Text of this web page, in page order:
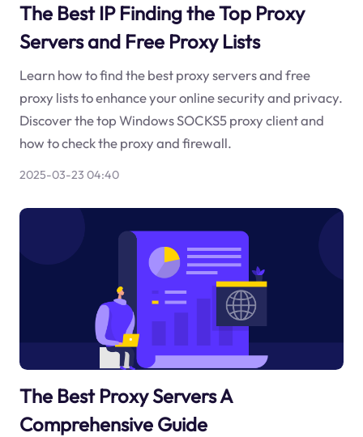
The Best IP Finding the Top Proxy
Servers and Free Proxy Lists
Learn how to find the best proxy servers and free
proxy lists to enhance your online security and privacy.
Discover the top Windows SOCKS5 proxy client and
how to check the proxy and firewall.
2025-03-23 04:40
The Best Proxy Servers A
Comprehensive Guide